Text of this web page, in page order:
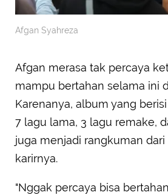
Afgan Syahreza
Afgan merasa tak percaya
mampu bertahan selama ini
Karenanya, album yang
7 lagu lama, 3 lagu remake,
juga menjadi rangkuman dari
karirnya.
"Nggak percaya bisa